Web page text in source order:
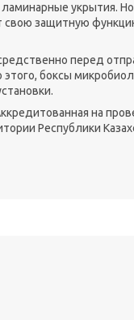
ламинарные укрытия.
защитную
перед
боксы
на
Республики